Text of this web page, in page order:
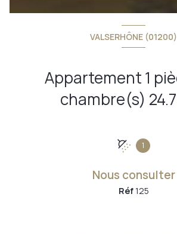
VALSERHÔNE (01200)
Appartement 1 pièce(s) 1
1
Nous consulter
Réf125